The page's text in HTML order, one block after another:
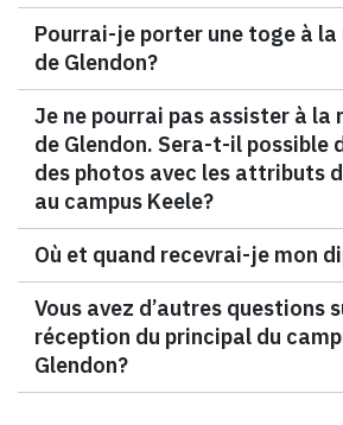
Pourrai-je porter une toge à
de Glendon?
Je ne pourrai pas assister à la
de Glendon. Sera-t-il possible
des photos avec les attributs
au campus Keele?
Où et quand recevrai-je mon
Vous avez d’autres questions
réception du principal du
Glendon?